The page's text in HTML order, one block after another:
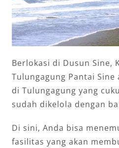
Berlokasi di Dusun Sine,
Tulungagung Pantai
di Tulungagung yang
sudah dikelola dengan
Di sini, Anda bisa
fasilitas yang akan